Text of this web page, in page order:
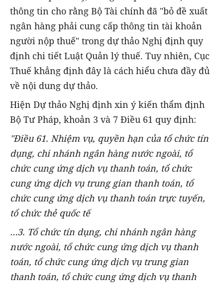
thông tin cho rằng Bộ Tài chính đã "bỏ đề xuất
ngân hàng phải cung cấp thông tin tài khoản
người nộp thuế" trong dự thảo Nghị định quy
định chi tiết Luật Quản lý thuế. Tuy nhiên, Cục
Thuế khẳng định đây là cách hiểu chưa đầy đủ
về nội dung dự thảo.
Hiện Dự thảo Nghị định xin ý kiến thẩm định
Bộ Tư Pháp, khoản 3 và 7 Điều 61 quy định:
"Điều 61. Nhiệm vụ, quyền hạn của tổ chức tín
dụng, chi nhánh ngân hàng nước ngoài, tổ
chức cung ứng dịch vụ thanh toán, tổ chức
cung ứng dịch vụ trung gian thanh toán, tổ
chức cung ứng dịch vụ thanh toán trực tuyến,
tổ chức thẻ quốc tế
…3. Tổ chức tín dụng, chi nhánh ngân hàng
nước ngoài, tổ chức cung ứng dịch vụ thanh
toán, tổ chức cung ứng dịch vụ trung gian
thanh toán, tổ chức cung ứng dịch vụ thanh